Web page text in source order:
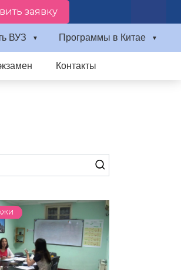
заявку
ВУЗ Программы в Китае
Контакты